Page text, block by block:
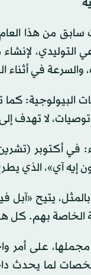
التوليدي،
في أثناء
توصيات، لا تهدف
في أكتوبر
إيه آي»، الذي
يتيح
بهم. كل هذا
على
ملخصات لما